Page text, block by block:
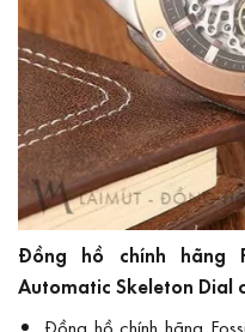
Đồng hồ chính hãng
Automatic Skeleton Dial